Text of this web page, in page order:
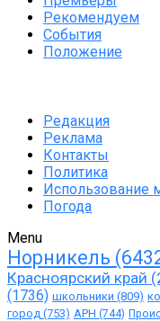
Рекомендуем
События
Положение
Редакция
Реклама
Контакты
Политика
Использование
Погода
Menu
Норникель
Красноярский край
(1736) школьники (809)
город (753) АРН (744)